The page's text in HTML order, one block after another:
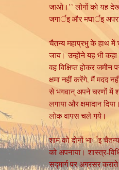
जाओ।’’ लोगों को यह
जगार्इ और मघार्इ
चैतन्य महाप्रभु के हाथ में
जाय। उन्होंने यह भी
वह विक्षिप्त होकर
क्षमा नहीं करेंगे, मैं मदद
से भगवान् अपने चरणों में
लगाया और क्षमादान
लोक वापस चले गये।
शाम को दोनों भार्इ
को अपनाया। शास्त्र-
सद्मार्ग पर अग्रसर